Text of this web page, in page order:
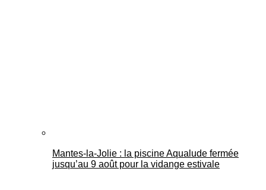
Mantes-la-Jolie : la piscine Aqualude fermée
jusqu’au 9 août pour la vidange estivale